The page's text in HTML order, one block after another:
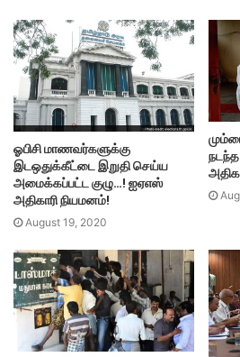
ஓபிசி மாணவர்களுக்கு
இடஒதுக்கீட்டை இறுதி செய்ய
அமைக்கப்பட்ட குழு…! ஐஏஎஸ்
அதிகாரி நியமனம்!
August 19, 2020